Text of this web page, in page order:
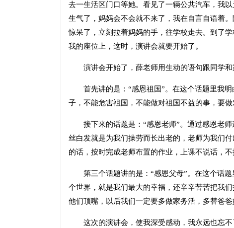
去一生活区门口等她。看见了一辆公共汽车，我
生气了，妈妈会不会就不来了，我在自言自语着
惊呆了，立刻拉着妈妈的手，往学校走去。到了
我的座位上，这时，演讲会就要开始了。
演讲会开始了，薛老师用生动的语句跟同学和
首先讲的是：“感恩祖国”。在这个话题里我明
子，不能危害祖国，不能做对祖国不益的事，要做
接下来的话题是：“感恩老师”。通过感恩老师
丝白发就是为我们操劳而长出老的，老师为我们
的话，按时完成老师布置的作业，上课不说话，
第三个话题讲的是：“感恩父母”。在这个话题
个世界，就是我们最大的幸福，还辛辛苦苦把我
他们顶嘴，以后我们一定要多做家务活，多替爸
这次的演讲会，使我深受感动，我永远也忘不